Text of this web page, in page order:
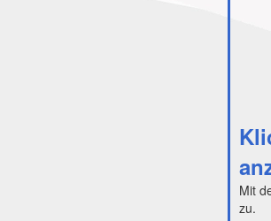
Mit
zu.